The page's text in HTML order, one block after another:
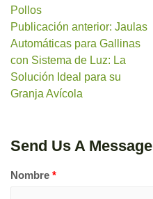
Pollos
Publicación anterior: Jaulas
Automáticas para Gallinas
con Sistema de Luz: La
Solución Ideal para su
Granja Avícola
Send Us A Message
Nombre *